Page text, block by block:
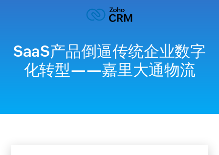
SaaS产品倒逼传统企业数字
化转型——嘉里大通物流